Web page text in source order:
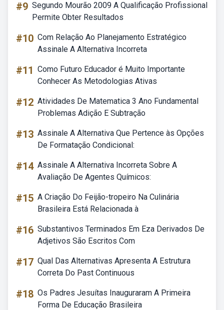
#9 Segundo Mourão 2009 A Qualificação Profissional
Permite Obter Resultados
#10 Com Relação Ao Planejamento Estratégico
Assinale A Alternativa Incorreta
#11 Como Futuro Educador é Muito Importante
Conhecer As Metodologias Ativas
#12 Atividades De Matematica 3 Ano Fundamental
Problemas Adição E Subtração
#13 Assinale A Alternativa Que Pertence às Opções
De Formatação Condicional:
#14 Assinale A Alternativa Incorreta Sobre A
Avaliação De Agentes Químicos:
#15 A Criação Do Feijão-tropeiro Na Culinária
Brasileira Está Relacionada à
#16 Substantivos Terminados Em Eza Derivados De
Adjetivos São Escritos Com
#17 Qual Das Alternativas Apresenta A Estrutura
Correta Do Past Continuous
#18 Os Padres Jesuítas Inauguraram A Primeira
Forma De Educação Brasileira